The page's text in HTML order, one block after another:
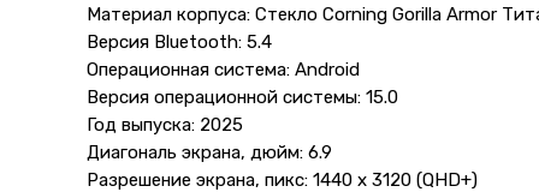
Материал корпуса: Cтекло Corning Gorilla Armor
Версия Bluetooth: 5.4
Операционная система: Android
Версия операционной системы: 15.0
Год выпуска: 2025
Диагональ экрана, дюйм: 6.9
Разрешение экрана, пикс: 1440 x 3120 (QHD+)